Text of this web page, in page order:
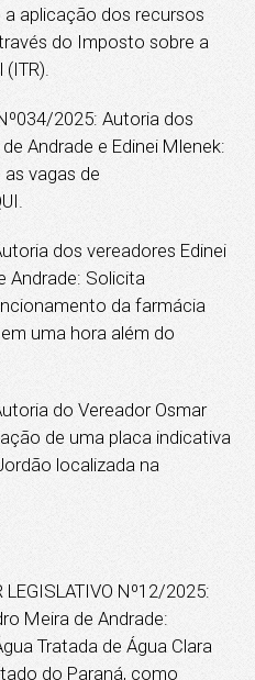
aplicação dos recursos
do Imposto sobre a
2025: Autoria dos
Andrade e Edinei Mlenek:
vagas de
dos vereadores Edinei
Andrade: Solicita
da farmácia
uma hora além do
do Vereador Osmar
de uma placa indicativa
localizada na
LEGISLATIVO Nº12/2025:
Meira de Andrade:
Tratada de Água Clara
do Paraná, como